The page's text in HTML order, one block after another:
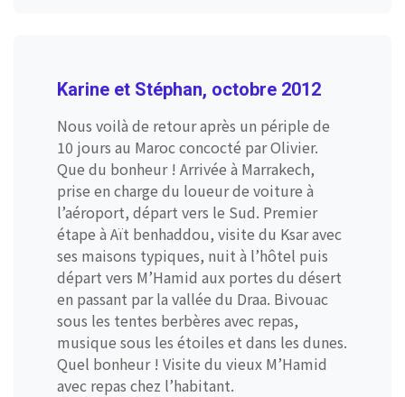
Karine et Stéphan, octobre 2012
Nous voilà de retour après un périple de
10 jours au Maroc concocté par Olivier.
Que du bonheur ! Arrivée à Marrakech,
prise en charge du loueur de voiture à
l’aéroport, départ vers le Sud. Premier
étape à Aït benhaddou, visite du Ksar avec
ses maisons typiques, nuit à l’hôtel puis
départ vers M’Hamid aux portes du désert
en passant par la vallée du Draa. Bivouac
sous les tentes berbères avec repas,
musique sous les étoiles et dans les dunes.
Quel bonheur ! Visite du vieux M’Hamid
avec repas chez l’habitant.